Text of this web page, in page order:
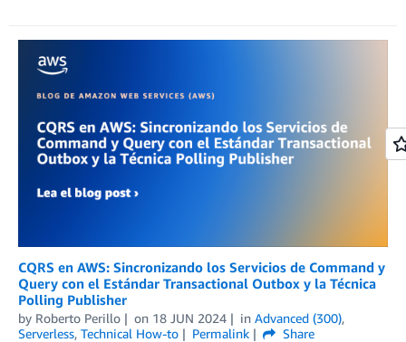
CQRS en AWS: Sincronizando los Servicios de Command y
Query con el Estándar Transactional Outbox y la Técnica
Polling Publisher
by Roberto Perillo on 18 JUN 2024 in Advanced (300),
Serverless, Technical How-to Permalink
Share